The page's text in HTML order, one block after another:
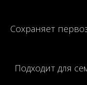
Сохраняет
Подходит для